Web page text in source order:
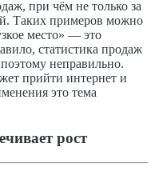
при чём не только за
Таких примеров можно
место» — это
статистика продаж
неправильно.
прийти интернет и
это тема
рост